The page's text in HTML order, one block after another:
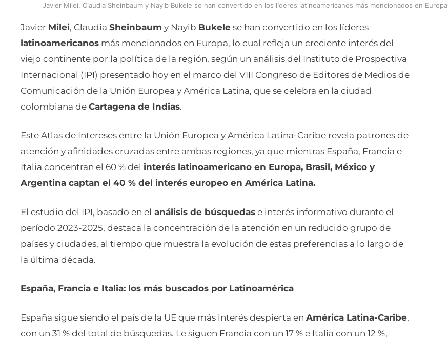
Javier Milei, Claudia Sheinbaum y Nayib Bukele se han convertido en los líderes latinoamericanos más mencionados en Europa
Javier Milei, Claudia Sheinbaum y Nayib Bukele se han convertido en los líderes
latinoamericanos más mencionados en Europa, lo cual refleja un creciente interés del
viejo continente por la política de la región, según un análisis del Instituto de Prospectiva
Internacional (IPI) presentado hoy en el marco del VIII Congreso de Editores de Medios de
Comunicación de la Unión Europea y América Latina, que se celebra en la ciudad
colombiana de Cartagena de Indias.
Este Atlas de Intereses entre la Unión Europea y América Latina-Caribe revela patrones de
atención y afinidades cruzadas entre ambas regiones, ya que mientras España, Francia e
Italia concentran el 60 % del interés latinoamericano en Europa, Brasil, México y
Argentina captan el 40 % del interés europeo en América Latina.
El estudio del IPI, basado en el análisis de búsquedas e interés informativo durante el
período 2023-2025, destaca la concentración de la atención en un reducido grupo de
países y ciudades, al tiempo que muestra la evolución de estas preferencias a lo largo de
la última década.
España, Francia e Italia: los más buscados por Latinoamérica
España sigue siendo el país de la UE que más interés despierta en América Latina-Caribe,
con un 31 % del total de búsquedas. Le siguen Francia con un 17 % e Italia con un 12 %,